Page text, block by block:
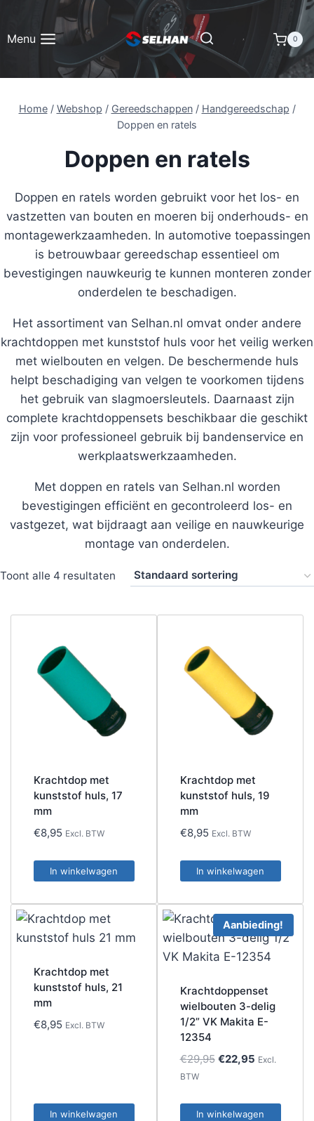
inhoud
Menu 0
Home / Webshop / Gereedschappen / Handgereedschap /
Doppen en ratels
Doppen en ratels
Doppen en ratels worden gebruikt voor het los- en
vastzetten van bouten en moeren bij onderhouds- en
montagewerkzaamheden. In automotive toepassingen
is betrouwbaar gereedschap essentieel om
bevestigingen nauwkeurig te kunnen monteren zonder
onderdelen te beschadigen.
Het assortiment van Selhan.nl omvat onder andere
krachtdoppen met kunststof huls voor het veilig werken
met wielbouten en velgen. De beschermende huls
helpt beschadiging van velgen te voorkomen tijdens
het gebruik van slagmoersleutels. Daarnaast zijn
complete krachtdoppensets beschikbaar die geschikt
zijn voor professioneel gebruik bij bandenservice en
werkplaatswerkzaamheden.
Met doppen en ratels van Selhan.nl worden
bevestigingen efficiënt en gecontroleerd los- en
vastgezet, wat bijdraagt aan veilige en nauwkeurige
montage van onderdelen.
Toont alle 4 resultaten
Krachtdop met
kunststof huls, 17
mm
€8,95 Excl. BTW
In winkelwagen
Krachtdop met
kunststof huls, 19
mm
€8,95 Excl. BTW
In winkelwagen
Krachtdop met
kunststof huls, 21
mm
€8,95 Excl. BTW
In winkelwagen
Aanbieding!
Krachtdoppenset
wielbouten 3-delig
1/2” VK Makita E-
12354
€29,95 Oorspronkelijke
€29,95.
€22,95Huidige
€22,95.
Excl.
BTW
In winkelwagen